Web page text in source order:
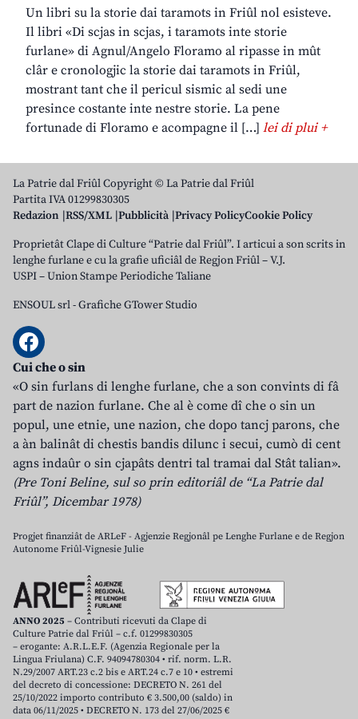
Un libri su la storie dai taramots in Friûl nol esisteve.
Il libri «Di scjas in scjas, i taramots inte storie
furlane» di Agnul/Angelo Floramo al ripasse in mût
clâr e cronologjic la storie dai taramots in Friûl,
mostrant tant che il pericul sismic al sedi une
presince costante inte nestre storie. La pene
fortunade di Floramo e acompagne il […] lei di plui +
La Patrie dal Friûl Copyright © La Patrie dal Friûl
Partita IVA 01299830305
Redazion RSS/XML Pubblicità Privacy PolicyCookie Policy
Proprietât Clape di Culture “Patrie dal Friûl”. I articui a son scrits in
lenghe furlane e cu la grafie uficiâl de Regjon Friûl – V.J.
USPI – Union Stampe Periodiche Taliane
ENSOUL srl-Grafiche GTower Studio
Cui che o sin
«O sin furlans di lenghe furlane, che a son convints di fâ
part de nazion furlane. Che al è come dî che o sin un
popul, une etnie, une nazion, che dopo tancj parons, che
a àn balinât di chestis bandis dilunc i secui, cumò di cent
agns indaûr o sin cjapâts dentri tal tramai dal Stât talian».
(Pre Toni Beline, sul so prin editoriâl de “La Patrie dal
Friûl”, Dicembar 1978)
Progjet finanziât de ARLeF - Agjenzie Regjonâl pe Lenghe Furlane e de Regjon
Autonome Friûl-Vignesie Julie
ANNO 2025 – Contributi ricevuti da Clape di
Culture Patrie dal Friûl – c.f. 01299830305
– erogante: A.R.L.E.F. (Agenzia Regionale per la
Lingua Friulana) C.F. 94094780304 • rif. norm. L.R.
N.29/2007 ART.23 c.2 bis e ART.24 c.7 e 10 • estremi
del decreto di concessione: DECRETO N. 261 del
25/10/2022 importo contributo € 3.500,00 (saldo) in
data 06/11/2025 • DECRETO N. 173 del 27/06/2025 €